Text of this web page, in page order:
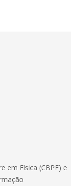
em Física (CBPF) e